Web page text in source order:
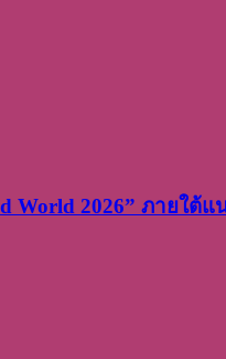
World 2026” ภายใต้